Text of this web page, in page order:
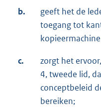
b.
geeft het de
toegang tot
c.
zorgt het
4, tweede lid,
conceptbeleid
bereiken;